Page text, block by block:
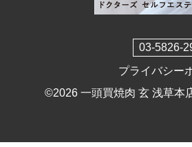
03-5826-
プライバシー
©2026 一頭買焼肉 玄 浅草本